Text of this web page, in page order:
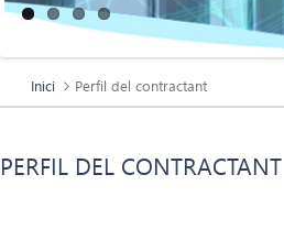
Inici Perfil del contractant
PERFIL DEL CONTRACTANT